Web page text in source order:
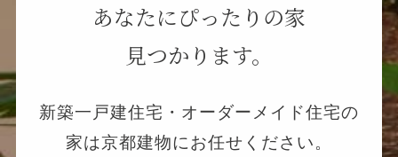
あなたにぴったりの家
見つかります。
新築一戸建住宅・オーダーメイド住宅の
家は京都建物にお任せください。